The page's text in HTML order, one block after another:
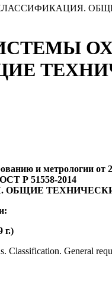
КЛАССИФИКАЦИЯ.
СИСТЕМЫ
и метрологии от
Р 51558-2014
г.)
Classification. General